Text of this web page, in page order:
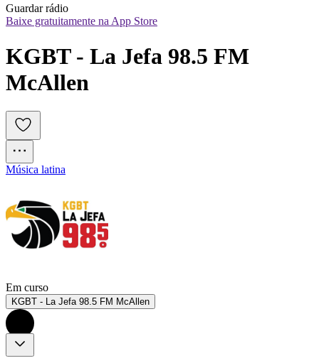
Guardar rádio
Baixe gratuitamente na App Store
KGBT - La Jefa 98.5 FM
McAllen
Música latina
Em curso
KGBT - La Jefa 98.5 FM McAllen